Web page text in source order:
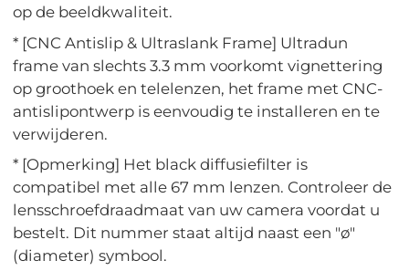
op de beeldkwaliteit.
* [CNC Antislip & Ultraslank Frame] Ultradun
frame van slechts 3.3 mm voorkomt vignettering
op groothoek en telelenzen, het frame met CNC-
antislipontwerp is eenvoudig te installeren en te
verwijderen.
* [Opmerking] Het black diffusiefilter is
compatibel met alle 67 mm lenzen. Controleer de
lensschroefdraadmaat van uw camera voordat u
bestelt. Dit nummer staat altijd naast een "ø"
(diameter) symbool.